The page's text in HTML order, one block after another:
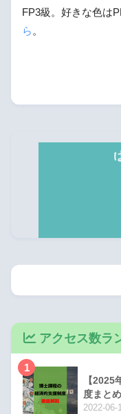
FP3級。好きな色は
ら 。
アクセス数ラ
1
【2025
度まと
2022-06-